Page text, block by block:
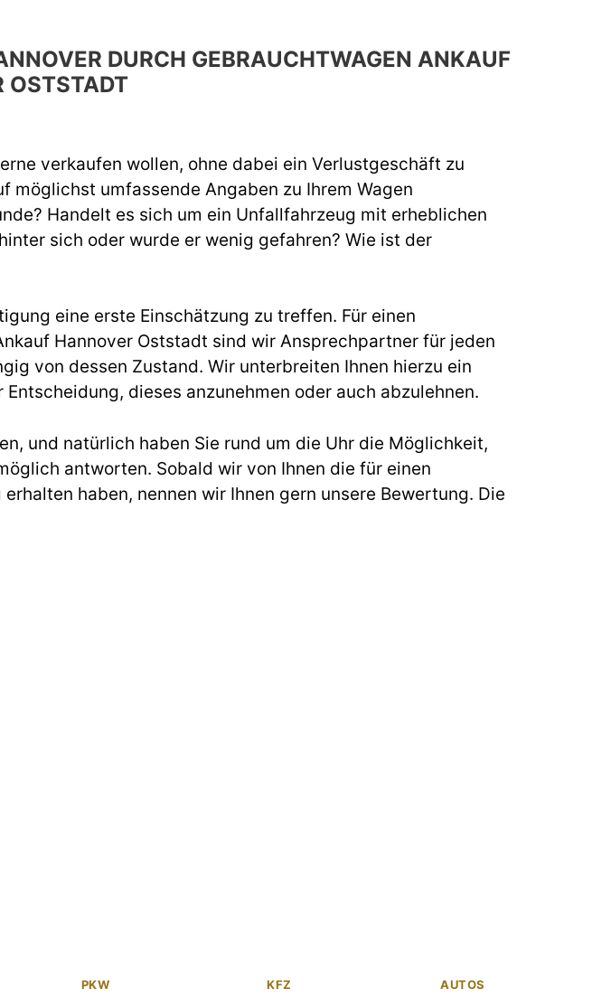
DURCH GEBRAUCHTWAGEN ANKAUF
OSTSTADT
verkaufen wollen, ohne dabei ein Verlustgeschäft zu
möglichst umfassende Angaben zu Ihrem Wagen
Handelt es sich um ein Unfallfahrzeug mit erheblichen
sich oder wurde er wenig gefahren? Wie ist der
eine erste Einschätzung zu treffen. Für einen
Hannover Oststadt sind wir Ansprechpartner für jeden
von dessen Zustand. Wir unterbreiten Ihnen hierzu ein
dieses anzunehmen oder auch abzulehnen.
und natürlich haben Sie rund um die Uhr die Möglichkeit,
antworten. Sobald wir von Ihnen die für einen
haben, nennen wir Ihnen gern unsere Bewertung. Die
PKW KFZ AUTOS